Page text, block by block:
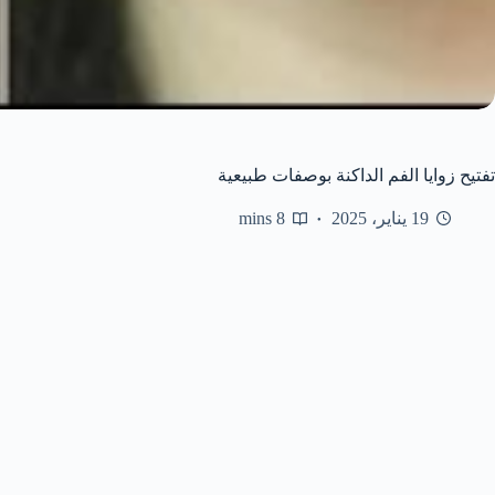
تفتيح زوايا الفم الداكنة بوصفات طبيعية
19 يناير، 2025 8 mins